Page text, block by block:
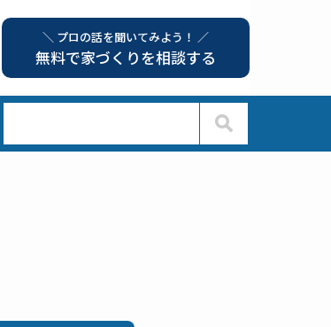
＼ プロの話を聞いてみよう！ ／
無料で家づくりを相談する